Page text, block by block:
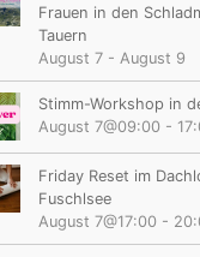
Frauen in den
Tauern
August 7- August 9
Stimm-Workshop in
August 7@09:00-
Friday Reset im
Fuschlsee
August 7@17:00-